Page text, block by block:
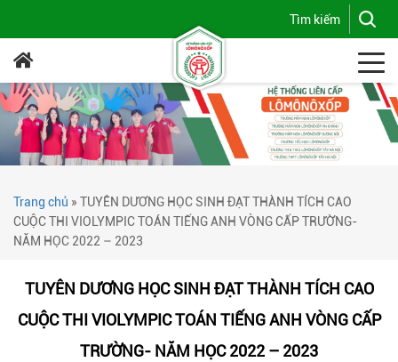
Trang chủ » TUYÊN DƯƠNG HỌC SINH ĐẠT THÀNH TÍCH CAO
CUỘC THI VIOLYMPIC TOÁN TIẾNG ANH VÒNG CẤP TRƯỜNG-
NĂM HỌC 2022 – 2023
TUYÊN DƯƠNG HỌC SINH ĐẠT THÀNH TÍCH CAO
CUỘC THI VIOLYMPIC TOÁN TIẾNG ANH VÒNG CẤP
TRƯỜNG- NĂM HỌC 2022 – 2023